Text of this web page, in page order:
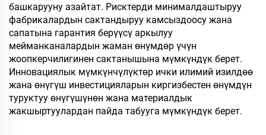
башкарууну азайтат. Рисктерди минималдаштыруу
фабрикалардын сактандыруу камсыздоосу жана
сапатына гарантия берүүсү аркылуу
мейманканалардын жаман өнүмдөр үчүн
жоопкерчилигинен сактанышына мүмкүндүк берет.
Инновациялык мүмкүнчүлүктөр ички илимий изилдөө
жана өнүгүш инвестицияларын киргизбестен өнүмдүн
туруктуу өнүгүшүнөн жана материалдык
жакшыртуулардан пайда табууга мүмкүндүк берет.